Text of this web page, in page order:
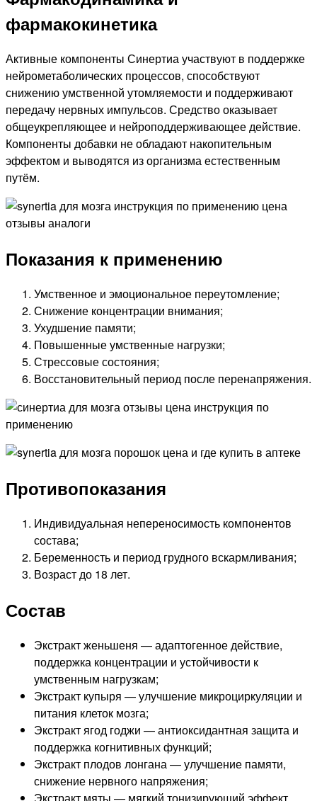
фармакокинетика
Активные компоненты Синертиа участвуют в поддержке
нейрометаболических процессов, способствуют
снижению умственной утомляемости и поддерживают
передачу нервных импульсов. Средство оказывает
общеукрепляющее и нейроподдерживающее действие.
Компоненты добавки не обладают накопительным
эффектом и выводятся из организма естественным
путём.
Показания к применению
Умственное и эмоциональное переутомление;
Снижение концентрации внимания;
Ухудшение памяти;
Повышенные умственные нагрузки;
Стрессовые состояния;
Восстановительный период после перенапряжения.
Противопоказания
Индивидуальная непереносимость компонентов
состава;
Беременность и период грудного вскармливания;
Возраст до 18 лет.
Состав
Экстракт женьшеня — адаптогенное действие,
поддержка концентрации и устойчивости к
умственным нагрузкам;
Экстракт купыря — улучшение микроциркуляции и
питания клеток мозга;
Экстракт ягод годжи — антиоксидантная защита и
поддержка когнитивных функций;
Экстракт плодов лонгана — улучшение памяти,
снижение нервного напряжения;
Экстракт мяты — мягкий тонизирующий эффект,